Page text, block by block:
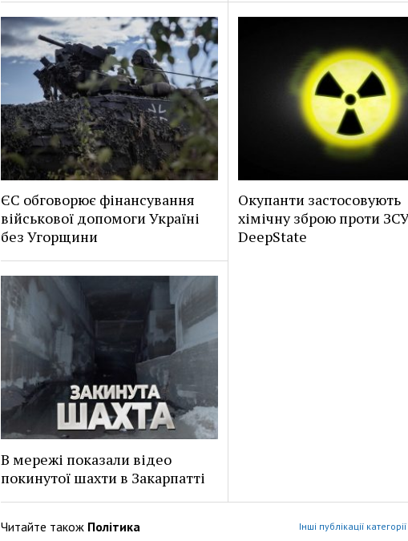
ЄС обговорює фінансування
військової допомоги Україні
без Угорщини
Окупанти застосовують
хімічну зброю проти
DeepState
В мережі показали відео
покинутої шахти в Закарпатті
Читайте також Політика Інші публікації